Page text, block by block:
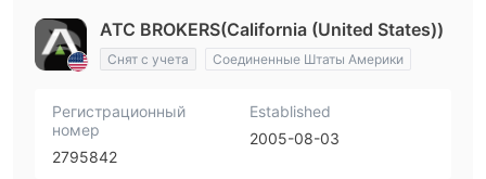
ATC BROKERS(California (United States))
Снят с учета Соединенные Штаты Америки
Регистрационный
номер
2795842
Established
2005-08-03